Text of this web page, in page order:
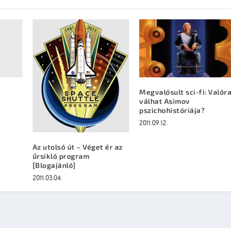
Az utolsó út – Véget ér az
űrsikló program
[Blogajánló]
2011.03.04.
Megvalósult sci-fi:
válhat Asimov
pszichohistóriája?
2011.09.12.